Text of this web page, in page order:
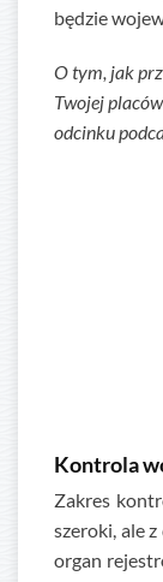
będzie
O tym, jak
Twojej
odcinku
Kontrola
Zakres
szeroki, ale
organ